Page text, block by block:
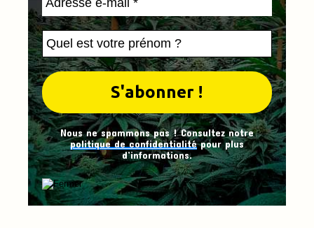
Nous ne spammons pas ! Consultez notre
politique de confidentialitépour plus
d’informations.